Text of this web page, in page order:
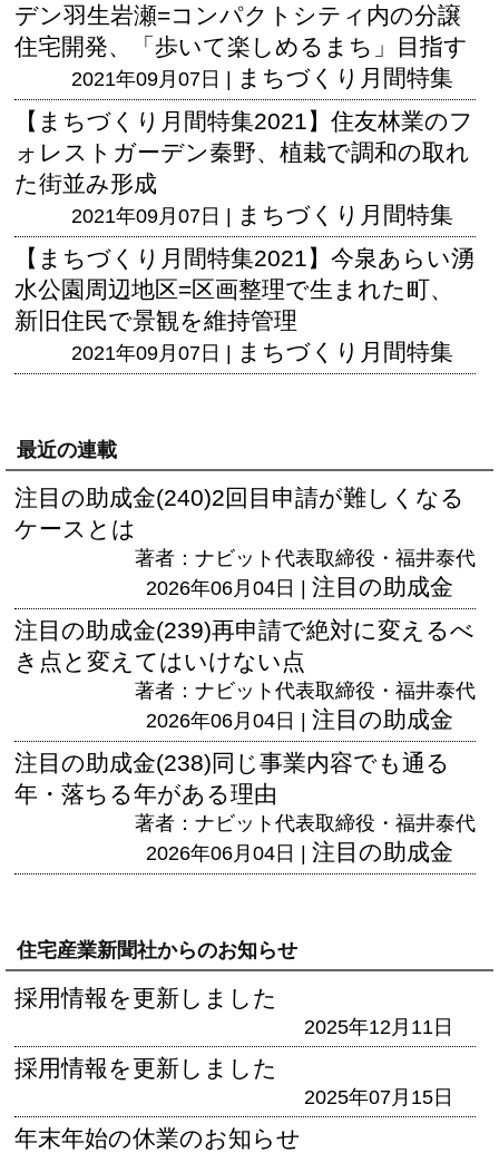
デン羽生岩瀬=コンパクトシティ内の分譲
住宅開発、「歩いて楽しめるまち」目指す
2021年09月07日 | まちづくり月間特集
【まちづくり月間特集2021】住友林業のフ
ォレストガーデン秦野、植栽で調和の取れ
た街並み形成
2021年09月07日 | まちづくり月間特集
【まちづくり月間特集2021】今泉あらい湧
水公園周辺地区=区画整理で生まれた町、
新旧住民で景観を維持管理
2021年09月07日 | まちづくり月間特集
最近の連載
注目の助成金(240)2回目申請が難しくなる
ケースとは
著者：ナビット代表取締役・福井泰代
2026年06月04日 | 注目の助成金
注目の助成金(239)再申請で絶対に変えるべ
き点と変えてはいけない点
著者：ナビット代表取締役・福井泰代
2026年06月04日 | 注目の助成金
注目の助成金(238)同じ事業内容でも通る
年・落ちる年がある理由
著者：ナビット代表取締役・福井泰代
2026年06月04日 | 注目の助成金
住宅産業新聞社からのお知らせ
採用情報を更新しました
2025年12月11日
採用情報を更新しました
2025年07月15日
年末年始の休業のお知らせ